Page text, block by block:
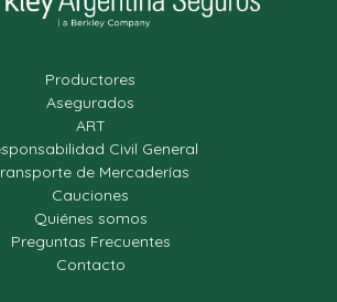
Productores
Asegurados
ART
Civil General
de Mercaderías
Cauciones
Quiénes somos
Preguntas Frecuentes
Contacto